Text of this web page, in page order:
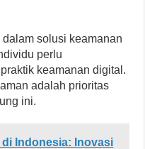
solusi keamanan
perlu
keamanan digital.
adalah prioritas
ini.
di Indonesia: Inovasi